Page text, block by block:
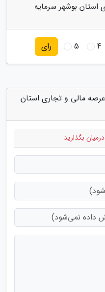
استان بوشهر سرمایه
4
5 رای
عرصه مالی و تجاری استان
بگذارید